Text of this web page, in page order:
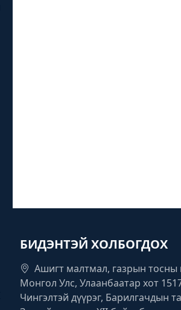
БИДЭНТЭЙ ХОЛБОГДОХ
Ашигт малтмал, газрын тосны
Монгол Улс, Улаанбаатар хот
Чингэлтэй дүүрэг, Барилгачдын